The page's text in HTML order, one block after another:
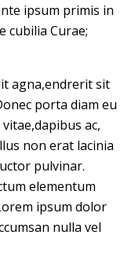
ipsum primis in
cubilia Curae;
agna,endrerit sit
porta diam eu
ac,
non erat lacinia
pulvinar.
elementum
ipsum dolor
nulla vel